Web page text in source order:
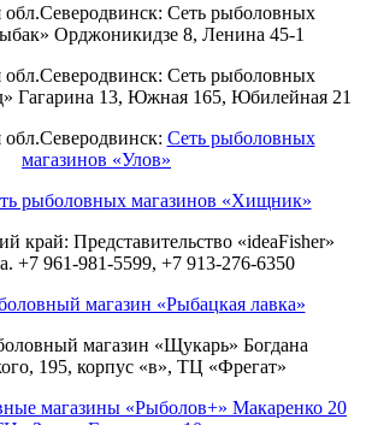
обл.Северодвинск: Сеть рыболовных
Орджоникидзе 8, Ленина 45-1
обл.Северодвинск: Сеть рыболовных
Гагарина 13, Южная 165, Юбилейная 21
обл.Северодвинск: Сеть рыболовных
магазинов «Улов»
рыболовных магазинов «Хищник»
край: Представительство «ideaFisher»
+7 961-981-5599, +7 913-276-6350
магазин «Рыбацкая лавка»
магазин «Щукарь» Богдана
195, корпус «в», ТЦ «Фрегат»
магазины «Рыболов+» Макаренко 20